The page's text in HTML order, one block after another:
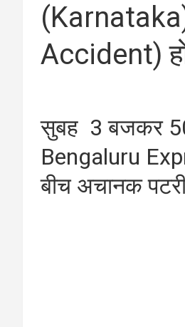
Accident)
सुबह 3 बजकर
Bengaluru
बीच अचानक